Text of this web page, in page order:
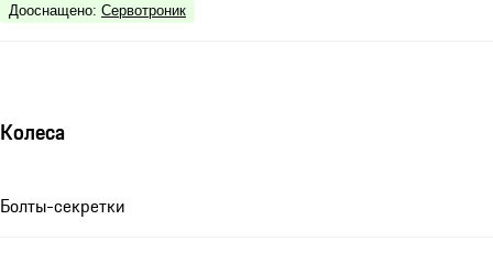
Дооснащено: Сервотроник
Колеса
Болты-секретки